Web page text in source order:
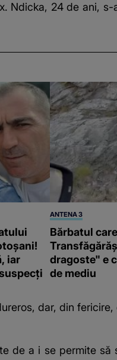
Ndicka, 24 de ani,
iar
ANTENA 3
Bărbatul
dragoste" e
de mediu
dar, din
de a i se permite să